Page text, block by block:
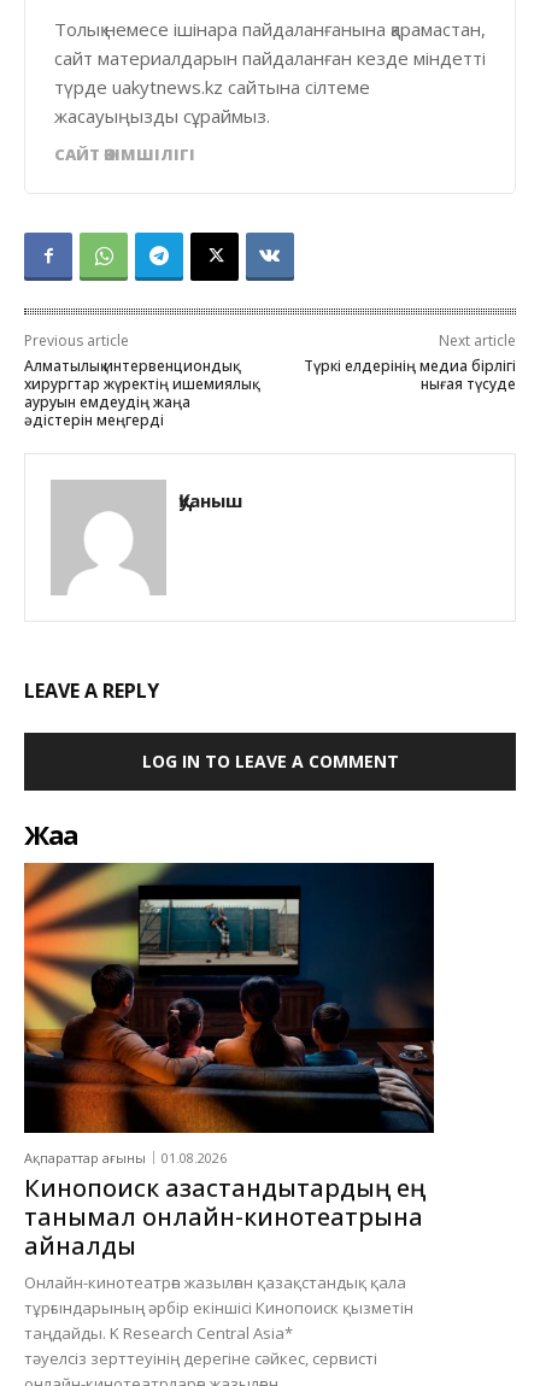
Толық немесе ішінара пайдаланғанына қарамастан,
сайт материалдарын пайдаланған кезде міндетті
түрде uakytnews.kz сайтына сілтеме
жасауыңызды сұраймыз.
САЙТ ӘКІМШІЛІГІ
Previous article
Алматылық интервенциондық
хирургтар жүректің ишемиялық
ауруын емдеудің жаңа
әдістерін меңгерді
Next article
Түркі елдерінің медиа бірлігі
нығая түсуде
Қуаныш
LEAVE A REPLY
LOG IN TO LEAVE A COMMENT
Жаңа
Ақпараттар ағыны 01.08.2026
Кинопоиск қазақстандықтардың ең
танымал онлайн-кинотеатрына
айналды
Онлайн-кинотеатрға жазылған қазақстандық қала
тұрғындарының әрбір екіншісі Кинопоиск қызметін
таңдайды. K Research Central Asia*
тәуелсіз зерттеуінің дерегіне сәйкес, сервисті